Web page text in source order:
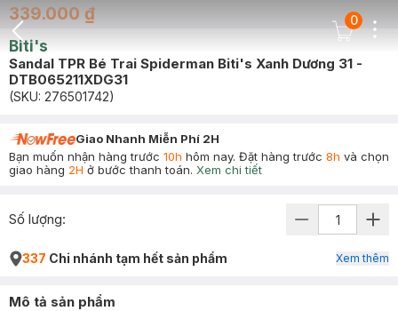
Back Icon
Cart Icon
0
339.000 ₫
Biti's
Sandal TPR Bé Trai Spiderman Biti's Xanh Dương 31 -
DTB065211XDG31
(SKU: 276501742)
Giao Nhanh Miễn Phí 2H
Bạn muốn nhận hàng trước 10h hôm nay. Đặt hàng trước 8h và chọn
giao hàng 2H ở bước thanh toán. Xem chi tiết
Số lượng:
337 Chi nhánh tạm hết sản phẩm Xem thêm
Mô tả sản phẩm